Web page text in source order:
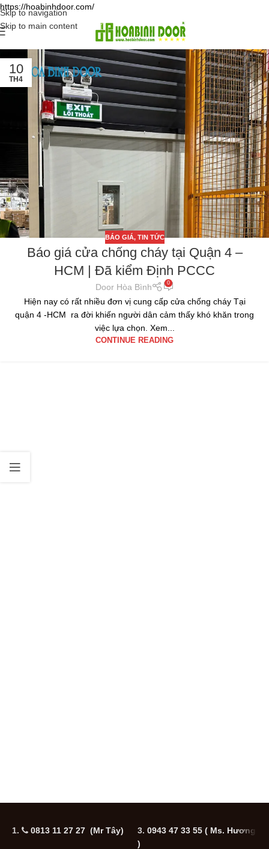
https://hoabinhdoor.com/
Skip to navigation
Skip to main content
10
TH4
BÁO GIÁ, TIN TỨC
Báo giá cửa chống cháy tại Quận 4 –
HCM | Đã kiểm Định PCCC
Door Hòa Bình 0
Hiện nay có rất nhiều đơn vị cung cấp cửa chống cháy Tại
quận 4 -HCM ra đời khiến người dân cảm thấy khó khăn trong
việc lựa chọn. Xem...
CONTINUE READING
1. 0813 11 27 27 (Mr Tây) 3. 0943 47 33 55 ( Ms. Hương
)